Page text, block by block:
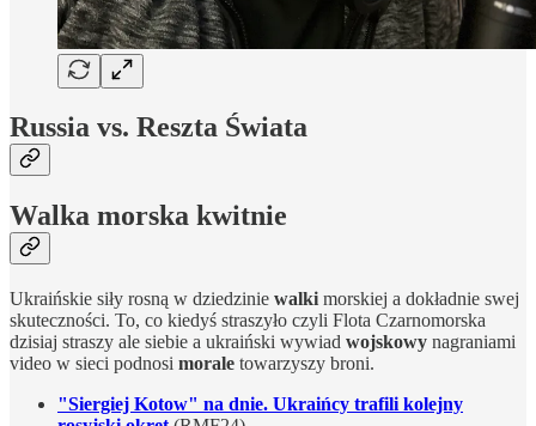
Russia vs. Reszta Świata
Walka morska kwitnie
Ukraińskie siły rosną w dziedzinie walki morskiej a dokładnie swej
skuteczności. To, co kiedyś straszyło czyli Flota Czarnomorska
dzisiaj straszy ale siebie a ukraiński wywiad wojskowy nagraniami
video w sieci podnosi morale towarzyszy broni.
"Siergiej Kotow" na dnie. Ukraińcy trafili kolejny